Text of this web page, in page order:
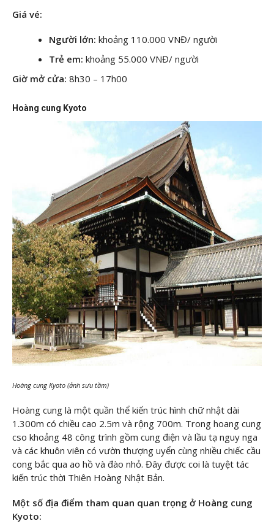
Giá vé:
Người lớn: khoảng 110.000 VNĐ/ người
Trẻ em: khoảng 55.000 VNĐ/ người
Giờ mở cửa: 8h30 – 17h00
Hoàng cung Kyoto
Hoàng cung Kyoto (ảnh sưu tầm)
Hoàng cung là một quần thể kiến trúc hình chữ nhật dài
1.300m có chiều cao 2.5m và rộng 700m. Trong hoang cung
cso khoảng 48 công trình gồm cung điện và lầu tạ nguy nga
và các khuôn viên có vườn thượng uyển cùng nhiều chiếc cầu
cong bắc qua ao hồ và đào nhỏ. Đây được coi là tuyệt tác
kiến trúc thời Thiên Hoàng Nhật Bản.
Một số địa điểm tham quan quan trọng ở Hoàng cung
Kyoto: